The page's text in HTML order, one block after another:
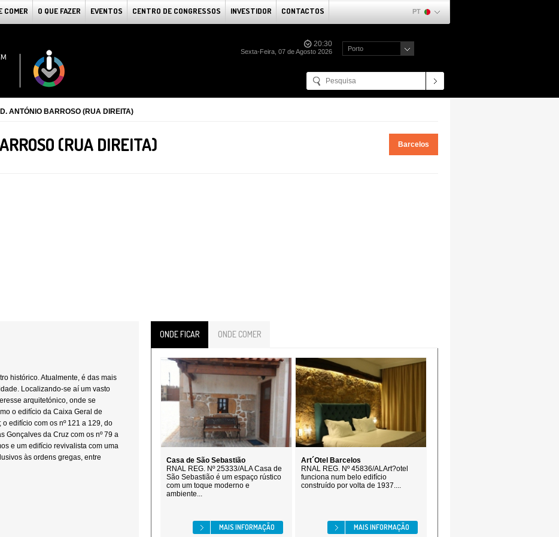
COMER O QUE FAZER EVENTOS CENTRO DE CONGRESSOS INVESTIDOR CONTACTOS PT
20:30
Sexta-Feira, 07 de Agosto 2026 Porto
ANTÓNIO BARROSO (RUA DIREITA)
(RUA DIREITA) Barcelos
histórico. Atualmente, é das mais
Localizando-se aí um vasto
arquitetónico, onde se
o edifício da Caixa Geral de
edifício com os nº 121 a 129, do
Gonçalves da Cruz com os nº 79 a
e um edifício revivalista com uma
às ordens gregas, entre
ONDE FICAR ONDE COMER
Casa de São Sebastião
RNAL REG. Nº 25333/ALA Casa de
São Sebastião é um espaço rústico
com um toque moderno e
ambiente...
MAIS INFORMAÇÃO
Art´Otel Barcelos
RNAL REG. Nº 45836/ALArt?otel
funciona num belo edifício
construído por volta de 1937....
MAIS INFORMAÇÃO